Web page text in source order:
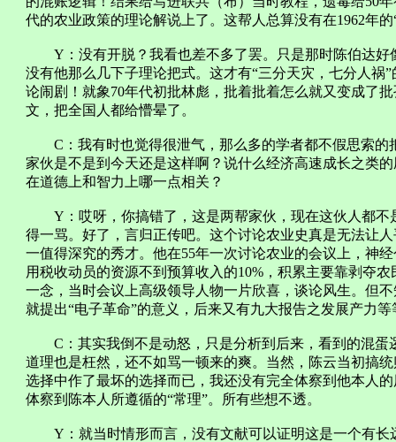
代的农业政策的理论解说上了。这帮人总算没有在1962年
Y：没有开脱？我看也差不多了罢。只是那时陈伯达好
没有他那么几下子理论把式。这才有“三分天灾，七分人祸
论闹剧！就象70年代初批林彪，批着批着怎么就又变成了
文，把全国人都给懵晕了。
C：我有时也觉得很泄气，那么多的学者都不假思索的
家伙是不是到今天还是这样啊？说什么经济高速成长之类
在道德上和智力上哪一点相关？
Y：哎呀，你搞错了，这是两帮家伙，现在这伙人都不
得一骂。好了，言归正传吧。这个讨论农业史真是无法让
一值得深究的秀才。他在55年一次讨论农业的会议上，神
用税收动员的资源不到预算收入的10%，积累主要靠剥夺
一念，当时会议上高级领导人物一片欣喜，谈论风生。但
就提出“电子革命”的意义，后来又有九大报告之发展产力等
C：其实我倒不是动怒，只是分析到后来，看到的混蛋
道理也是枉然，还不如骂一顿来的爽。当然，陈云当初搞
选择中作了最坏的选择而已，我还没有完全体察到他本人
体察到陈本人所遵循的“常理”。所有些想不透。
Y：就当时情形而言，没有文献可以证明这是一个有长